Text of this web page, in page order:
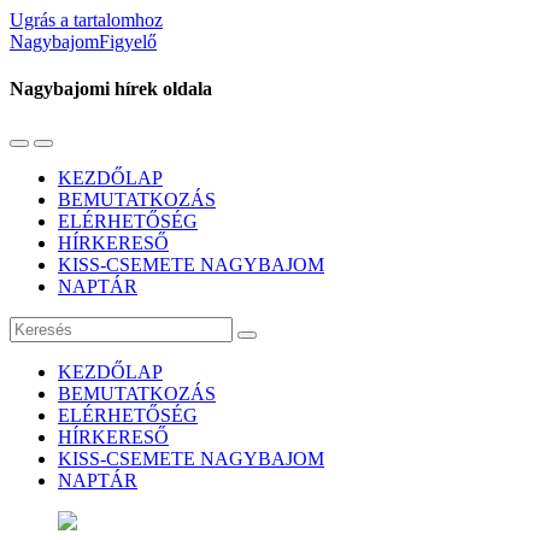
Ugrás a tartalomhoz
NagybajomFigyelő
Nagybajomi hírek oldala
Váltás
mobil
menüre
Használja
keresés
mezőt
KEZDŐLAP
BEMUTATKOZÁS
ELÉRHETŐSÉG
HÍRKERESŐ
KISS-CSEMETE NAGYBAJOM
NAPTÁR
Keresés
KEZDŐLAP
BEMUTATKOZÁS
ELÉRHETŐSÉG
HÍRKERESŐ
KISS-CSEMETE NAGYBAJOM
NAPTÁR